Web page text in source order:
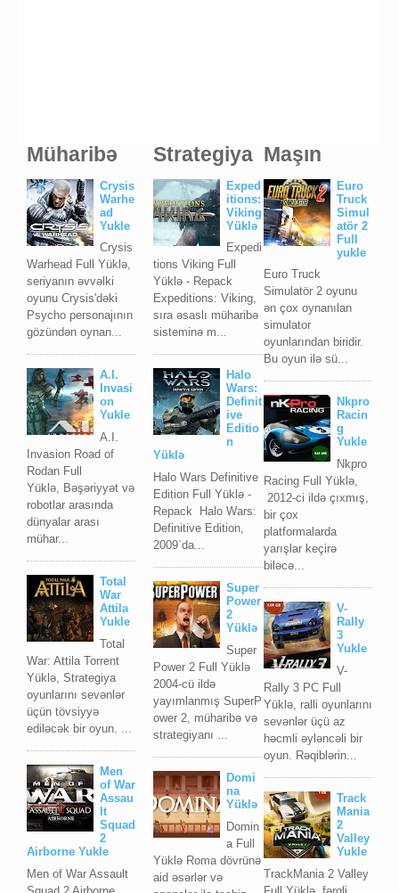
Müharibə
Crysis
Warhe
ad
Yukle
Crysis
Warhead Full Yüklə,
seriyanın əvvəlki
oyunu Crysis'dəki
Psycho personajının
gözündən oynan...
A.I.
Invasi
on
Yukle
A.I.
Invasion Road of
Rodan Full
Yüklə, Bəşəriyyət və
robotlar arasında
dünyalar arası
mühar...
Total
War
Attila
Yukle
Total
War: Attila Torrent
Yüklə, Strategiya
oyunlarını sevənlər
üçün tövsiyyə
ediləcək bir oyun. ...
Men
of War
Assau
lt
Squad
2
Airborne Yukle
Men of War Assault
Maşın
Euro
Truck
Simul
atör 2
Full
yukle
Euro Truck
Simulatör 2 oyunu
ən çox oynanılan
simulator
oyunlarından biridir.
Bu oyun ilə sü...
Nkpro
Racin
g
Yukle
Nkpro
Racing Full Yüklə,
2012-ci ildə çıxmış,
bir çox
platformalarda
yarışlar keçirə
biləcə...
V-
Rally
3
Yukle
V-
Rally 3 PC Full
Yüklə, ralli oyunlarını
sevənlər üçü az
həcmli əyləncəli bir
oyun. Rəqiblərin...
Track
Mania
2
Valley
Yukle
TrackMania 2 Valley
Strategiya
Exped
itions:
Viking
Yüklə
Expedi
tions Viking Full
Yüklə - Repack
Expeditions: Viking,
sıra əsaslı müharibə
sisteminə m...
Halo
Wars:
Definit
ive
Editio
n
Yüklə
Halo Wars Definitive
Edition Full Yüklə -
Repack Halo Wars:
Definitive Edition,
2009`da...
Super
Power
2
Yüklə
Super
Power 2 Full Yüklə
2004-cü ildə
yayımlanmış SuperP
ower 2, müharibə və
strategiyanı ...
Domi
na
Yüklə
Domin
a Full
Yüklə Roma dövrünə
aid əsərlər və